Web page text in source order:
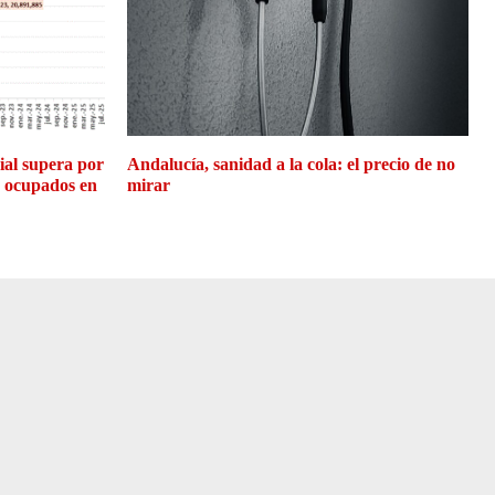
supera por
en
Andalucía, sanidad a la cola: el precio de no
mirar